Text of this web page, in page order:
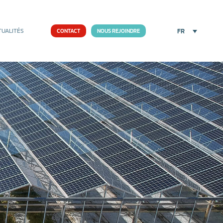
CONTACT NOUS REJOINDRE FR